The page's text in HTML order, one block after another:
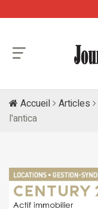
Accueil Articles
l'antica